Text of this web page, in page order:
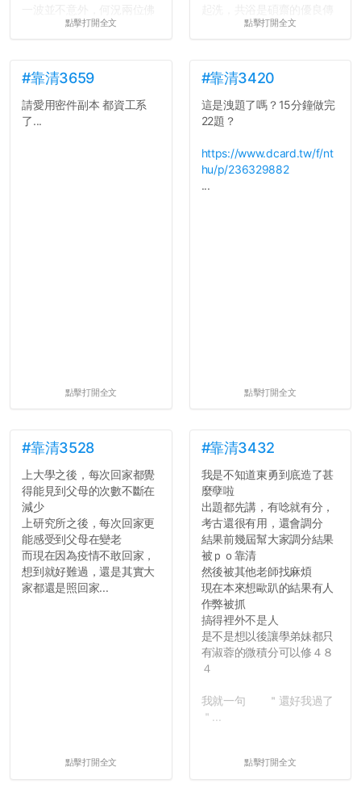
心教授看起來要輕輕放下
長作弊的風氣。
反正老人我明天就要搬離新
竹，之後如何發展與我無
點擊打開全文
舍房間，都歡迎留言讓我知
道...
點擊打開全文
#靠清3659
請愛用密件副本 都資工系
了...
點擊打開全文
#靠清3420
這是洩題了嗎？15分鐘做完
22題？
https://www.dcard.tw/f/nt
hu/p/236329882
...
點擊打開全文
#靠清3528
上大學之後，每次回家都覺
得能見到父母的次數不斷在
減少
上研究所之後，每次回家更
能感受到父母在變老
而現在因為疫情不敢回家，
想到就好難過，還是其實大
家都還是照回家...
點擊打開全文
#靠清3432
我是不知道東勇到底造了甚
麼孽啦
出題都先講，有唸就有分，
考古還很有用，還會調分
結果前幾屆幫大家調分結果
被ｐｏ靠清
然後被其他老師找麻煩
現在本來想歐趴的結果有人
作弊被抓
搞得裡外不是人
是不是想以後讓學弟妹都只
有淑蓉的微積分可以修４８
４
我就一句 ＂還好我過了
＂...
點擊打開全文